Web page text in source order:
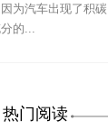
为汽车出现了积碳
的...
热门阅读